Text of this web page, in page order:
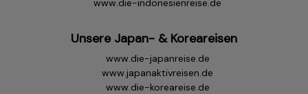
www.die-indonesienreise.de
Unsere Japan- & Koreareisen
www.die-japanreise.de
www.japanaktivreisen.de
www.die-koreareise.de